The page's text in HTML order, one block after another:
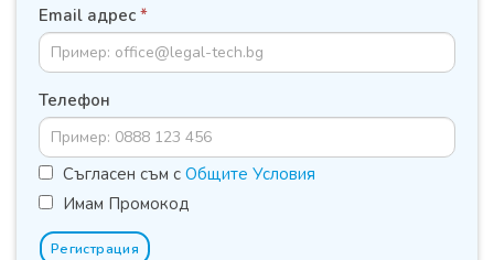
Email адрес *
Телефон
Съгласен съм с Общите Условия
Имам Промокод
Регистрация